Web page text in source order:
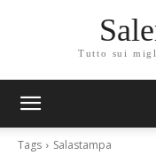
Tutto sui
Tags Salastampa